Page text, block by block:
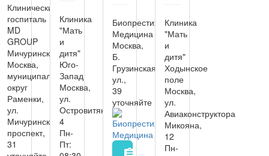
Клинический
госпиталь
MD
GROUP
Мичуринский
Москва,
муниципальный
округ
Раменки,
ул.
Мичуринский
проспект,
31
Клиника
"Мать
и
дитя"
Юго-
Запад
Москва,
ул.
Островитянова,
4
Пн-
Пт:
Биопрестиж
Медицина
Москва,
Б.
Грузинская
ул.,
39
уточняйте
Клиника
"Мать
и
дитя"
Ходынское
поле
Москва,
ул.
Авиаконструктора
Микояна,
12
Пн-